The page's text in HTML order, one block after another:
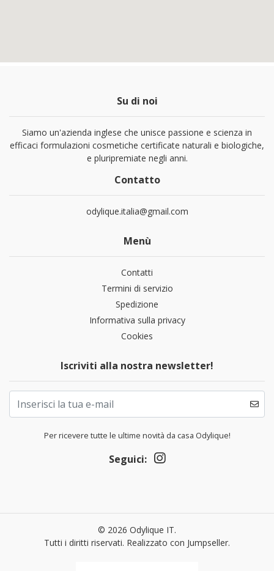
Su di noi
Siamo un'azienda inglese che unisce passione e scienza in
efficaci formulazioni cosmetiche certificate naturali e biologiche,
e pluripremiate negli anni.
Contatto
odylique.italia@gmail.com
Menù
Contatti
Termini di servizio
Spedizione
Informativa sulla privacy
Cookies
Iscriviti alla nostra newsletter!
Per ricevere tutte le ultime novità da casa Odylique!
Seguici:
© 2026 Odylique IT.
Tutti i diritti riservati. Realizzato con Jumpseller.